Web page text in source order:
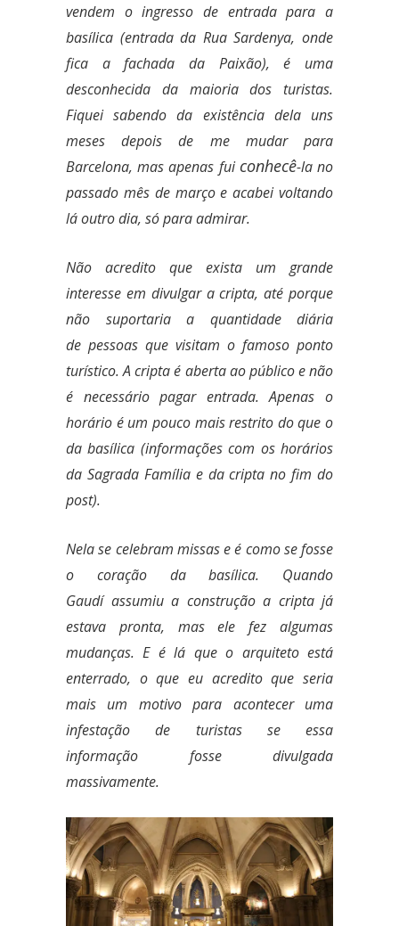
vendem o ingresso de entrada para a
basílica (entrada da Rua Sardenya, onde
fica a fachada da Paixão), é uma
desconhecida da maioria dos turistas.
Fiquei sabendo da existência dela uns
meses depois de me mudar para
Barcelona, mas apenas fui conhecê-la no
passado mês de março e acabei voltando
lá outro dia, só para admirar.
Não acredito que exista um grande
interesse em divulgar a cripta, até porque
não suportaria a quantidade diária
de pessoas que visitam o famoso ponto
turístico. A cripta é aberta ao público e não
é necessário pagar entrada. Apenas o
horário é um pouco mais restrito do que o
da basílica (informações com os horários
da Sagrada Família e da cripta no fim do
post).
Nela se celebram missas e é como se fosse
o coração da basílica. Quando
Gaudíassumiu a construção a cripta já
estava pronta, mas ele fez algumas
mudanças. E é lá que o arquiteto está
enterrado, o que eu acredito que seria
mais um motivo para acontecer uma
infestação de turistas se essa
informação fosse divulgada
massivamente.